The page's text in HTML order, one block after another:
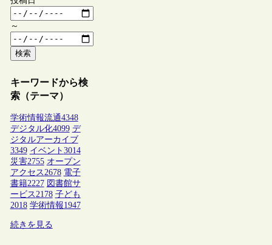
～
検索
キーワードから検
索（テーマ）
学術情報流通4348
デジタル化4099 デ
ジタルアーカイブ
3349 イベント 3014
災害2755 オープン
アクセス2678 電子
書籍2227 図書館サ
ービス2178 子ども
2018 学術情報1947
続きを見る